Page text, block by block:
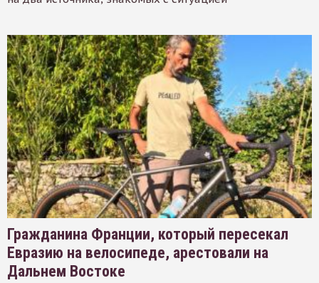
Гражданина Франции, который пересекал
Евразию на велосипеде, арестовали на
Дальнем Востоке